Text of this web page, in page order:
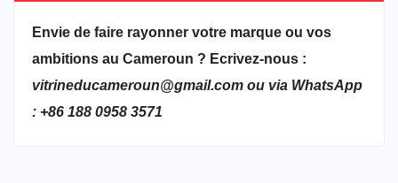
Envie de faire rayonner votre marque ou vos
ambitions au Cameroun ? Ecrivez-nous :
vitrineducameroun@gmail.com ou via WhatsApp
: +86 188 0958 3571